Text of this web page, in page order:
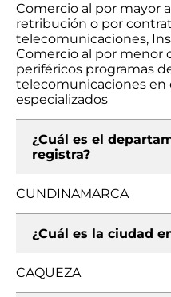
Comercio al por mayor
retribución o por
telecomunicaciones,
Comercio al por menor
periféricos programas
telecomunicaciones
especializados
¿Cuál es el
registra?
CUNDINAMARCA
¿Cuál es la ciudad
CAQUEZA